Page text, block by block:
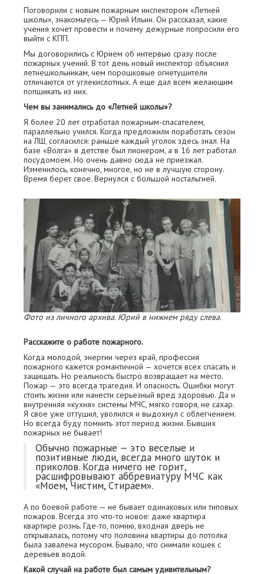
Поговорили с новым пожарным инспектором «Летней
школы», знакомьтесь — Юрий Ильин. Он рассказал, какие
учения хочет провести и почему дежурные попросили его
выйти с КПП.
Мы договорились с Юрием об интервью сразу после
пожарных учений. В тот день новый инспектор объяснил
летнешкольникам, чем порошковые огнетушители
отличаются от углекислотных. А еще дал всем желающим
попшикать из них.
Чем вы занимались до «Летней школы»?
Я более 20 лет отработал пожарным-спасателем,
параллельно учился. Когда предложили поработать сезон
на ЛШ, согласился: раньше каждый уголок здесь знал. На
базе «Волга» в детстве был пионером, а в 16 лет работал
посудомоем. Но очень давно сюда не приезжал.
Изменилось, конечно, многое, но не в лучшую сторону.
Время берет свое. Вернулся с большой ностальгией.
Фото из личного архива. Юрий в нижнем ряду слева.
Расскажите о работе пожарного.
Когда молодой, энергии через край, профессия
пожарного кажется романтичной — хочется всех спасать и
защищать. Но реальность быстро возвращает на место.
Пожар — это всегда трагедия. И опасность. Ошибки могут
стоить жизни или нанести серьезный вред здоровью. Да и
внутренняя «кухня» системы МЧС, мягко говоря, не сахар.
Я свое уже оттушил, уволился и выдохнул с облегчением.
Но всегда буду помнить этот период жизни. Бывших
пожарных не бывает!
Обычно пожарные — это веселые и
позитивные люди, всегда много шуток и
приколов. Когда ничего не горит,
расшифровывают аббревиатуру МЧС как
«Моем, Чистим, Стираем».
А по боевой работе — не бывает одинаковых или типовых
пожаров. Всегда это что-то новое: даже квартира
квартире рознь. Где-то, помню, входная дверь не
открывалась, потому что половина квартиры до потолка
была завалена мусором. Бывало, что снимали кошек с
деревьев водой.
Какой случай на работе был самым удивительным?